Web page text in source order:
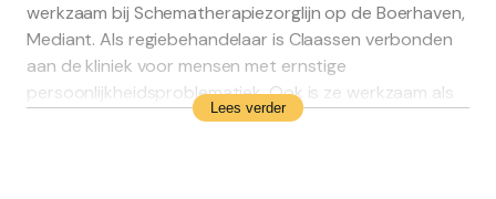
werkzaam bij Schematherapiezorglijn op de Boerhaven,
Mediant. Als regiebehandelaar is Claassen verbonden
aan de kliniek voor mensen met ernstige
persoonlijkheidsproblematiek. Ook is ze werkzaam als
supervisor NVP en supervisor schematherapie.
Lees verder